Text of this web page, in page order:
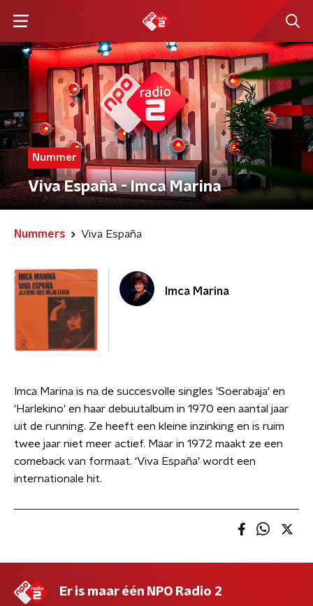
Nummer
Viva España - Imca Marina
Nummers Viva España
Imca Marina
Imca Marina is na de succesvolle singles 'Soerabaja' en
'Harlekino' en haar debuutalbum in 1970 een aantal jaar
uit de running. Ze heeft een kleine inzinking en is ruim
twee jaar niet meer actief. Maar in 1972 maakt ze een
comeback van formaat. ‘Viva España’ wordt een
internationale hit.
Er is maar één NPO Radio 2